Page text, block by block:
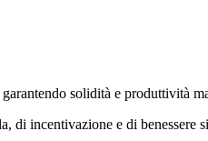
solidità e produttività
incentivazione e di benessere